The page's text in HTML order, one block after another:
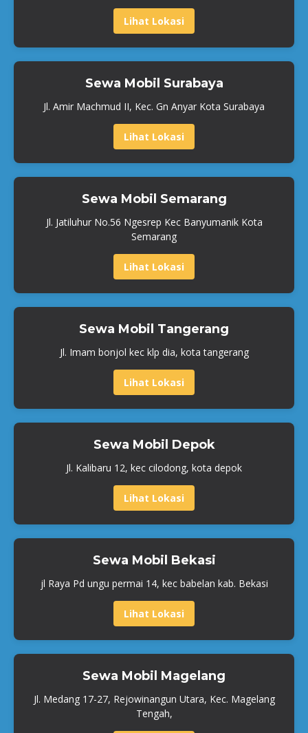
Lihat Lokasi
Sewa Mobil Surabaya
Jl. Amir Machmud II, Kec. Gn Anyar Kota Surabaya
Lihat Lokasi
Sewa Mobil Semarang
Jl. Jatiluhur No.56 Ngesrep Kec Banyumanik Kota
Semarang
Lihat Lokasi
Sewa Mobil Tangerang
Jl. Imam bonjol kec klp dia, kota tangerang
Lihat Lokasi
Sewa Mobil Depok
Jl. Kalibaru 12, kec cilodong, kota depok
Lihat Lokasi
Sewa Mobil Bekasi
jl Raya Pd ungu permai 14, kec babelan kab. Bekasi
Lihat Lokasi
Sewa Mobil Magelang
Jl. Medang 17-27, Rejowinangun Utara, Kec. Magelang
Tengah,